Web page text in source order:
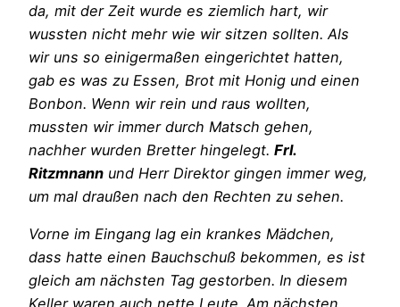
da, mit der Zeit wurde es ziemlich hart, wir
wussten nicht mehr wie wir sitzen sollten. Als
wir uns so einigermaßen eingerichtet hatten,
gab es was zu Essen, Brot mit Honig und einen
Bonbon. Wenn wir rein und raus wollten,
mussten wir immer durch Matsch gehen,
nachher wurden Bretter hingelegt. Frl.
Ritzmnann und Herr Direktor gingen immer weg,
um mal draußen nach den Rechten zu sehen.
Vorne im Eingang lag ein krankes Mädchen,
dass hatte einen Bauchschuß bekommen, es ist
gleich am nächsten Tag gestorben. In diesem